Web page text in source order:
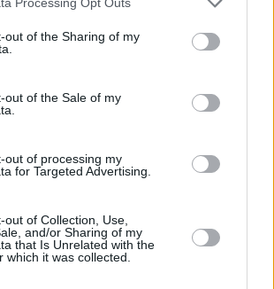
out of the Sharing of my
out of the Sale of my
out of processing my
for Targeted Advertising.
out of Collection, Use,
and/or Sharing of my
that Is Unrelated with the
which it was collected.
mit Zwiebeln
mit Leber-Weißkraut-Füllung
Parfait